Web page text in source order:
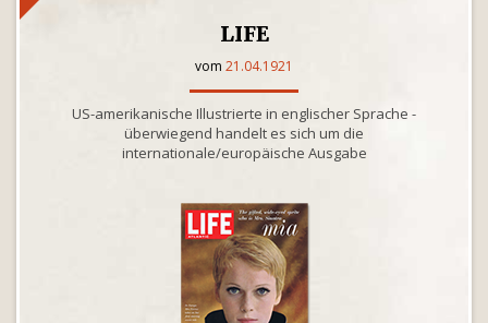
LIFE
vom 21.04.1921
US-amerikanische Illustrierte in englischer Sprache -
überwiegend handelt es sich um die
internationale/europäische Ausgabe